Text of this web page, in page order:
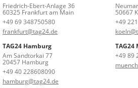
Friedrich-Ebert-Anlage 36
60325 Frankfurt am Main
+49 69 348750580
frankfurt@tag24.de
50667
+49
TAG24 Hamburg
Am Sandtorkai 77
20457 Hamburg
+49 40 228608090
hamburg@tag24.de
TAG24
+49 89